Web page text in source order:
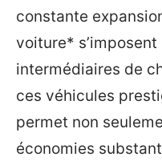
constante
voiture*
intermédiaires de
ces véhicules
permet non
économies